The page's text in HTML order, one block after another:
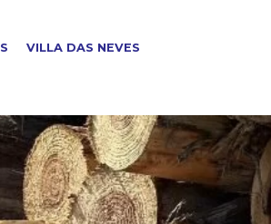
VILLA DAS NEVES